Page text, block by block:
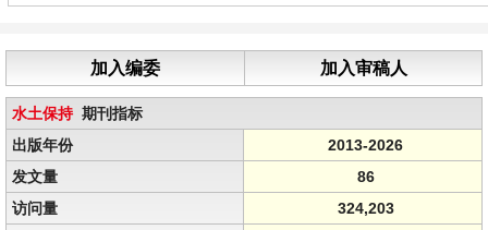
加入编委 加入审稿人
水土保持期刊指标
出版年份
2013-2026
发文量
86
访问量
324,203